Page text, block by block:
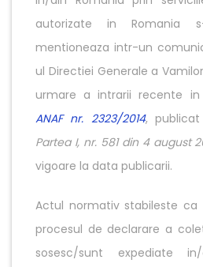
autorizate in Romania
mentioneaza intr-un
ul Directiei Generale a
urmare a intrarii recente
ANAF nr. 2323/2014,
Partea I, nr. 581 din 4 august
vigoare la data publicarii.
Actul normativ stabileste
procesul de declarare a
sosesc/sunt expediate